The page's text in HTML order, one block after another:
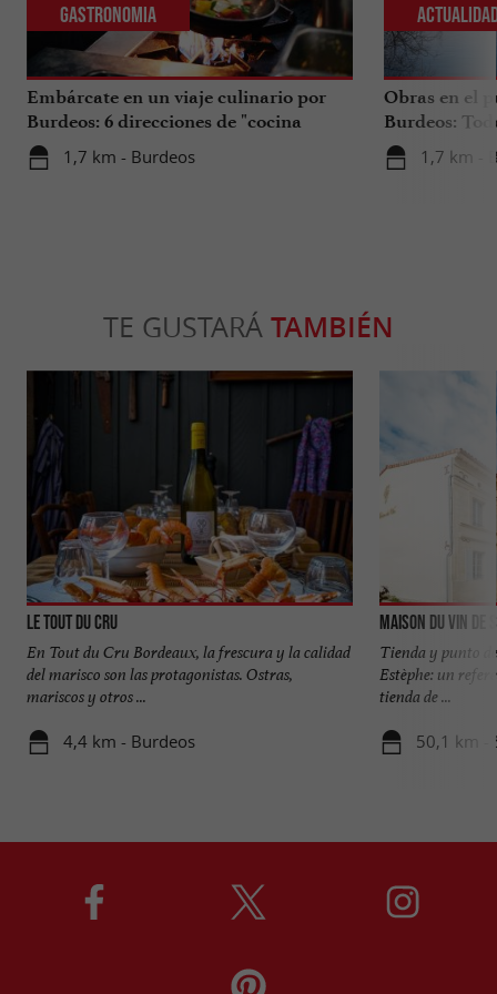
Embárcate en un viaje culinario por
Burdeos: 6 direcciones de "cocina
internacional"
1,7 km - Burdeos
Gastronomia
Obras en el
Burdeos:
tus viajes en
1,7 km -
TE GUSTARÁ TAMBIÉN
Le Tout du Cru
En Tout du Cru Bordeaux, la frescura y la calidad
del marisco son las protagonistas. Ostras,
mariscos y otros ...
4,4 km - Burdeos
Maison du Vin de
Tienda y punto
Estèphe: un
tienda de ...
50,1 km -